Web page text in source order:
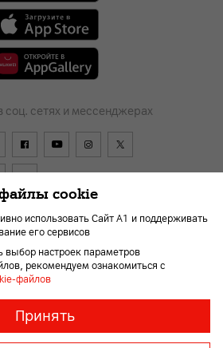
соц. сетях и мессенджерах
Оплата
Kарьера Для слабовидящих
«А1». Все права защищены.
cookie
использовать Сайт А1 и поддерживать
его сервисов
выбор настроек параметров
рекомендуем ознакомиться с
файлов
Принять